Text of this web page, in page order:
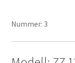
Nummer: 3